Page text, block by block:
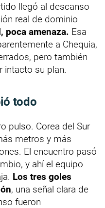
llegó al descanso
real de dominio
poca amenaza. Esa
a Chequia,
pero también
intacto su plan.
todo
pulso. Corea del Sur
metros y más
El encuentro pasó
y ahí el equipo
Los tres goles
, una señal clara de
fueron